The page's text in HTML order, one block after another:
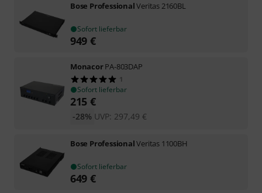
Bose ProfessionalVeritas 2160BL
Sofort lieferbar
949 €
MonacorPA-803DAP
1
Sofort lieferbar
215 €
UVP: 297,49 €
-28%
Bose ProfessionalVeritas 1100BH
Sofort lieferbar
649 €